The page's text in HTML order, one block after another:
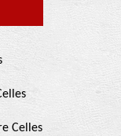
Celles